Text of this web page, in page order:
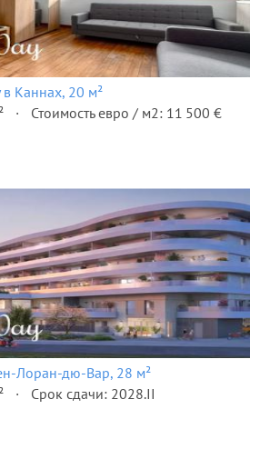
Каннах, 20 м²
Стоимость евро / м2: 11 500 €
Лоран-дю-Вар, 28 м²
Срок сдачи: 2028.II